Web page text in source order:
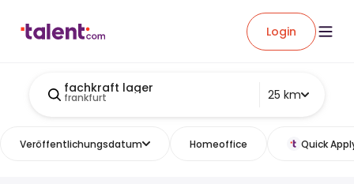
Login
fachkraft lager
frankfurt 25 km
Veröffentlichungsdatum Homeoffice Quick